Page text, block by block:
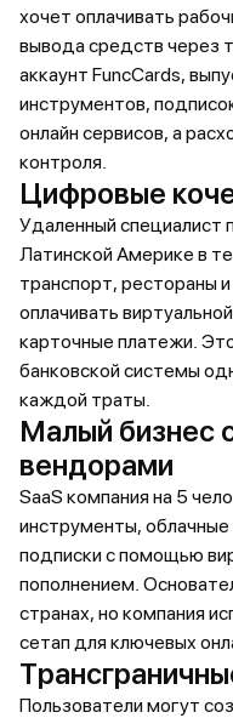
хочет оплачивать
вывода средств через
аккаунт FuncCards,
инструментов,
онлайн сервисов, а
контроля.
Цифровые
Удаленный специалист
Латинской Америке в
транспорт, рестораны
оплачивать
карточные платежи.
банковской системы
каждой траты.
Малый бизнес
вендорами
SaaS компания на 5
инструменты,
подписки с помощью
пополнением.
странах, но компания
сетап для ключевых
Пользователи могут